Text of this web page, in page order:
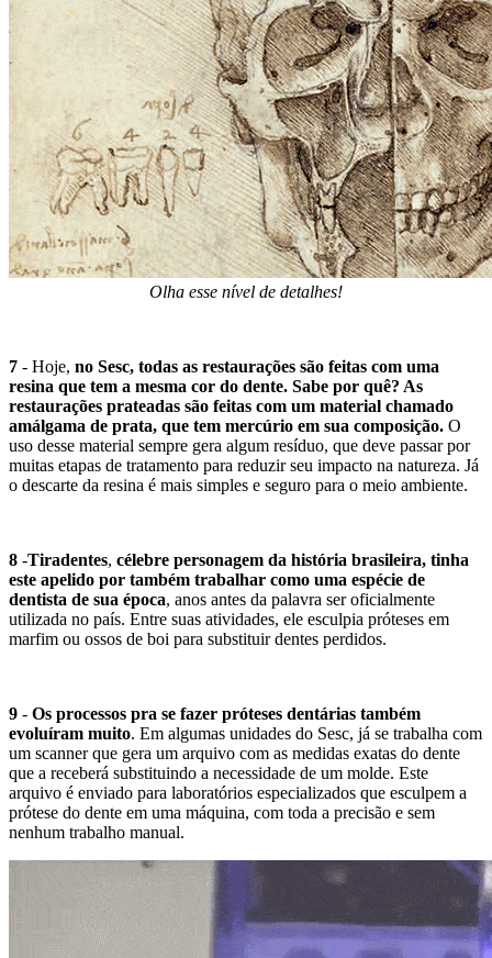
Olha esse nível de detalhes!
7 - Hoje, no Sesc, todas as restaurações são feitas com uma
resina que tem a mesma cor do dente. Sabe por quê? As
restaurações prateadas são feitas com um material chamado
amálgama de prata, que tem mercúrio em sua composição. O
uso desse material sempre gera algum resíduo, que deve passar por
muitas etapas de tratamento para reduzir seu impacto na natureza. Já
o descarte da resina é mais simples e seguro para o meio ambiente.
8 -Tiradentes, célebre personagem da história brasileira, tinha
este apelido por também trabalhar como uma espécie de
dentista de sua época, anos antes da palavra ser oficialmente
utilizada no país. Entre suas atividades, ele esculpia próteses em
marfim ou ossos de boi para substituir dentes perdidos.
9 - Os processos pra se fazer próteses dentárias também
evoluíram muito. Em algumas unidades do Sesc, já se trabalha com
um scanner que gera um arquivo com as medidas exatas do dente
que a receberá substituindo a necessidade de um molde. Este
arquivo é enviado para laboratórios especializados que esculpem a
prótese do dente em uma máquina, com toda a precisão e sem
nenhum trabalho manual.